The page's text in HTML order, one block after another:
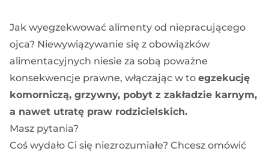
Jak wyegzekwować alimenty od niepracującego
ojca? Niewywiązywanie się z obowiązków
alimentacyjnych niesie za sobą poważne
konsekwencje prawne, włączając w to egzekucję
komorniczą, grzywny, pobyt z zakładzie karnym,
a nawet utratę praw rodzicielskich.
Masz pytania?
Coś wydało Ci się niezrozumiałe? Chcesz omówić